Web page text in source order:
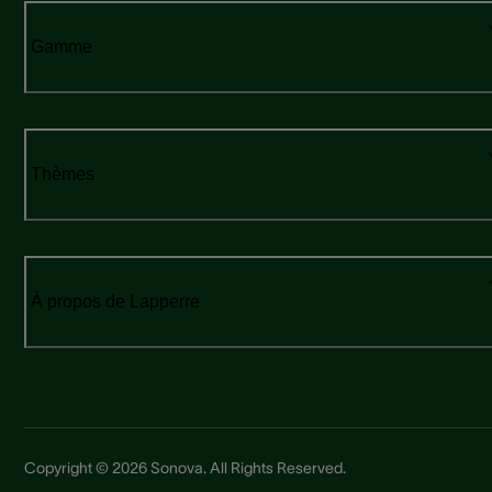
Gamme
Thèmes
À propos de Lapperre
Copyright © 2026 Sonova. All Rights Reserved.